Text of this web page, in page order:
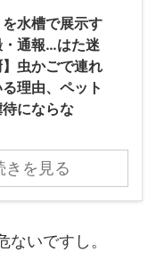
水槽で展示す
・通報…はた迷
虫かごで連れ
理由、ペット
にならな
きを見る
いですし。